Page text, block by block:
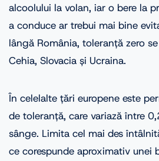
alcoolului la volan, iar o bere la
a conduce ar trebui mai bine
lângă România, toleranță zero
Cehia, Slovacia și Ucraina.
În celelalte țări europene este
de toleranță, care variază între
sânge. Limita cel mai des
ce corespunde aproximativ unei